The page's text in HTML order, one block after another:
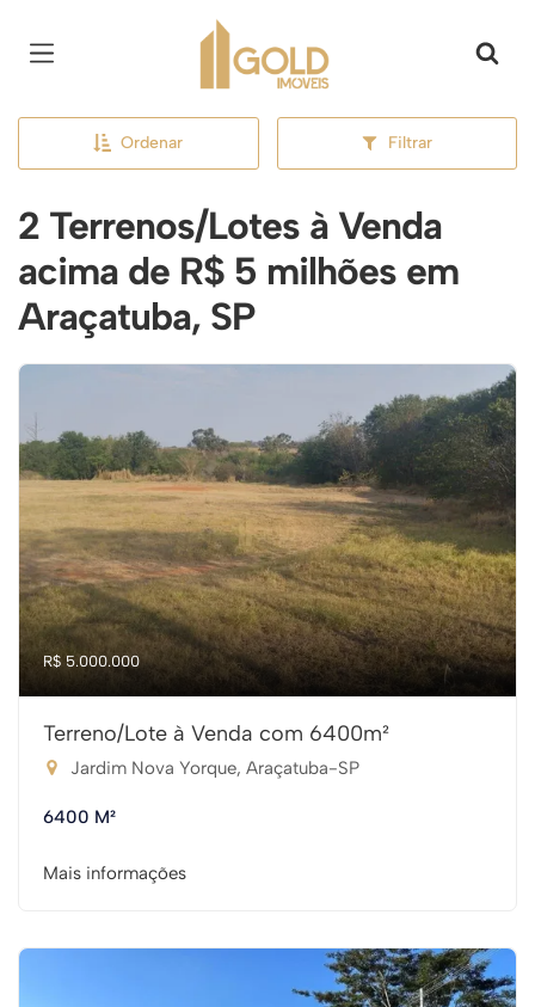
Página inicial
Ordenar Filtrar
2 Terrenos/Lotes à Venda
acima de R$ 5 milhões em
Araçatuba, SP
R$ 5.000.000
Terreno/Lote à Venda com 6400m²
Jardim Nova Yorque, Araçatuba-SP
6400 M²
Mais informações